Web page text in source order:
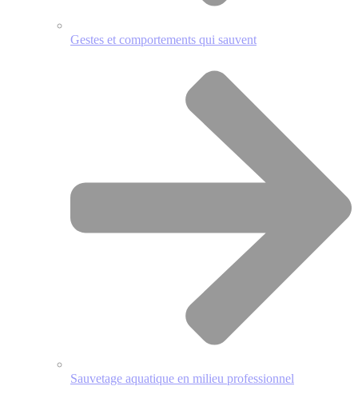
Gestes et comportements qui sauvent
Sauvetage aquatique en milieu professionnel